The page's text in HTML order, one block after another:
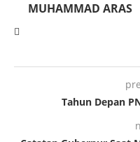
MUHAMMAD ARAS
Tahun Depan